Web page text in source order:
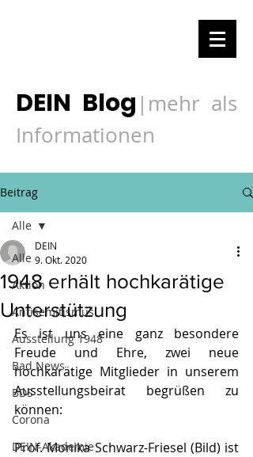
DEIN Blog | mehr als
Informationen
Beitrag
Alle
Aktion
Antisemitismus
Ausstellung 1948
Bad News
BDS
Corona
DEIN-Akademie
Alle
1948 erhält hochkarätige
Unterstützung
DEIN
9. Okt. 2020
Es ist uns eine ganz besondere
Freude und Ehre, zwei neue
hochkarätige Mitglieder in unserem
Ausstellungsbeirat begrüßen zu
können:
Prof. Monika Schwarz-Friesel (Bild) ist